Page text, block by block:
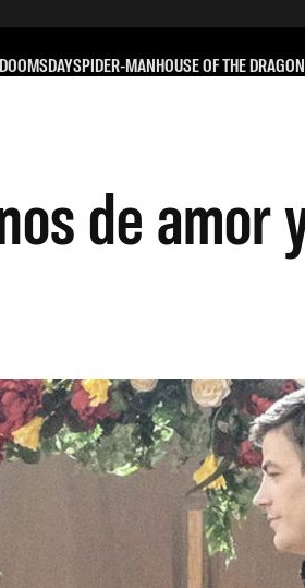
SPIDER-MANHOUSE OF THE DRAGON
de amor